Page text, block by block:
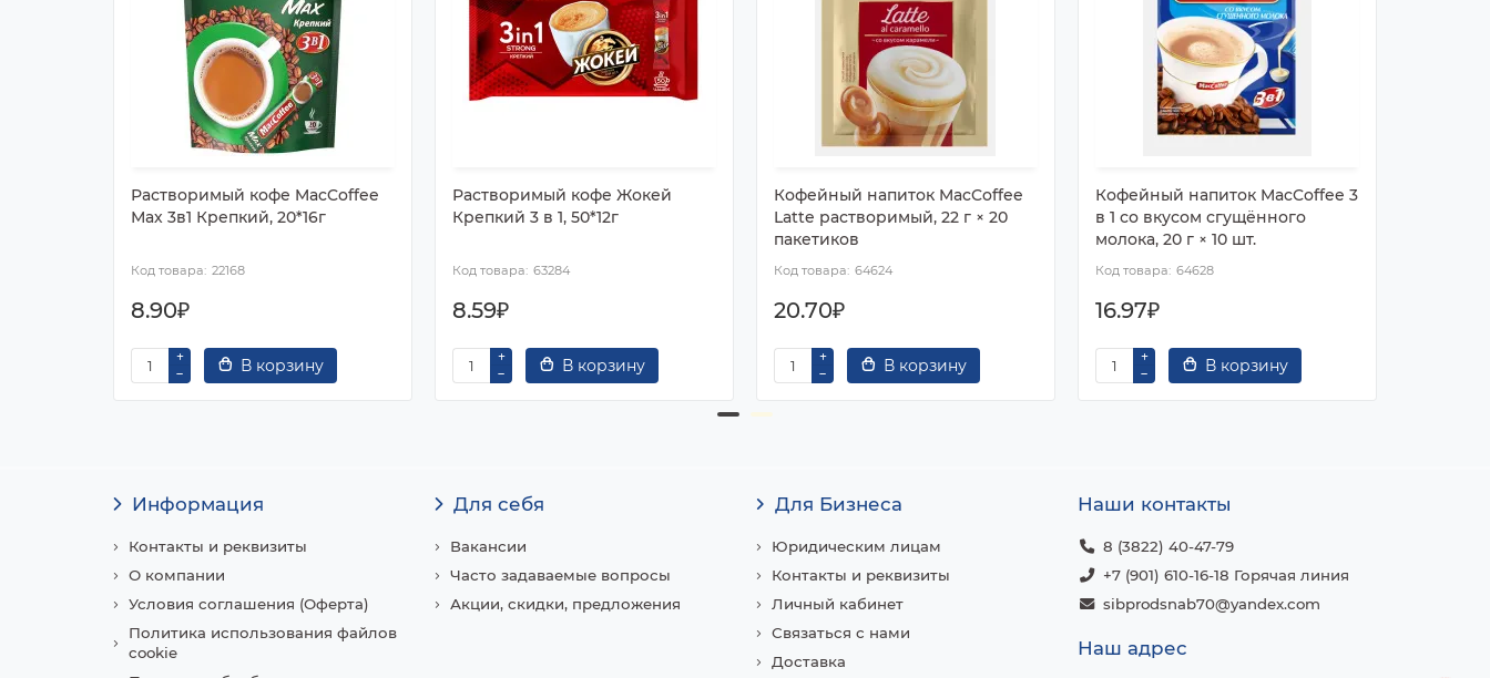
Растворимый кофе MacCoffee
Мах 3в1 Крепкий, 20*16г
22168
8.90₽
В корзину
Растворимый кофе Жокей
Крепкий 3 в 1, 50*12г
63284
8.59₽
В корзину
Кофейный напиток MacCoffee
Latte растворимый, 22 г × 20
пакетиков
64624
20.70₽
В корзину
Кофейный напиток MacCoffee 3
в 1 со вкусом сгущённого
молока, 20 г × 10 шт.
64628
16.97₽
В корзину
Информация
Контакты и реквизиты
О компании
Условия соглашения (Оферта)
Политика использования файлов
cookie
Для себя
Вакансии
Часто задаваемые вопросы
Акции, скидки, предложения
Для Бизнеса
Юридическим лицам
Контакты и реквизиты
Личный кабинет
Связаться с нами
Доставка
Наши контакты
8 (3822) 40-47-79
+7 (901) 610-16-18 Горячая линия
sibprodsnab70@yandex.com
Наш адрес